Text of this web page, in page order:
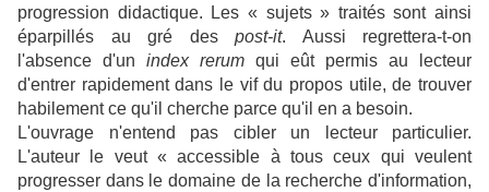
progression didactique. Les « sujets » traités sont ainsi
éparpillés au gré des post-it. Aussi regrettera-t-on
l'absence d'un index rerum qui eût permis au lecteur
d'entrer rapidement dans le vif du propos utile, de trouver
habilement ce qu'il cherche parce qu'il en a besoin.
L'ouvrage n'entend pas cibler un lecteur particulier.
L'auteur le veut « accessible à tous ceux qui veulent
progresser dans le domaine de la recherche d'information,